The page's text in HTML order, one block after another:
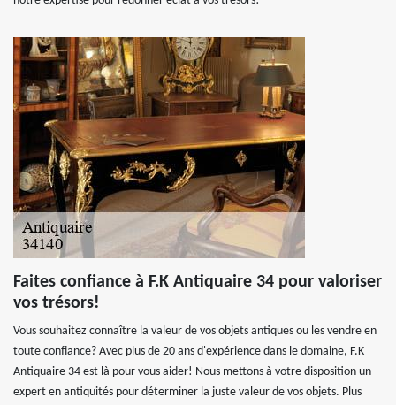
Faites confiance à F.K Antiquaire 34 pour valoriser
vos trésors!
Vous souhaitez connaître la valeur de vos objets antiques ou les vendre en
toute confiance? Avec plus de 20 ans d'expérience dans le domaine, F.K
Antiquaire 34 est là pour vous aider! Nous mettons à votre disposition un
expert en antiquités pour déterminer la juste valeur de vos objets. Plus